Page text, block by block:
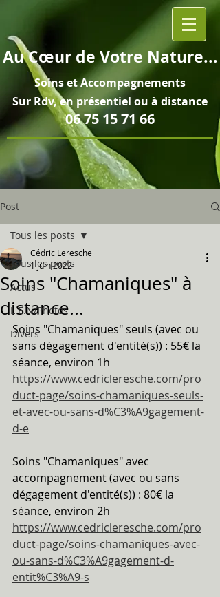
AuCœurde Votre Nature...
Soins etAccompagnements
Sur Rdv, en présentiel ou à distance
06 75 15 71 66
Post
Tous les posts
Actus
L.E.N/Photos
Divers
Tous les posts
Soins "Chamaniques" à
distance...
Cédric Leresche
1 juin 2022
Soins "Chamaniques" seuls (avec ou
sans dégagement d'entité(s)) : 55€ la
séance, environ 1h
https://www.cedricleresche.com/pro
duct-page/soins-chamaniques-seuls-
et-avec-ou-sans-d%C3%A9gagement-
d-e
Soins "Chamaniques" avec
accompagnement (avec ou sans
dégagement d'entité(s)) : 80€ la
séance, environ 2h
https://www.cedricleresche.com/pro
duct-page/soins-chamaniques-avec-
ou-sans-d%C3%A9gagement-d-
entit%C3%A9-s